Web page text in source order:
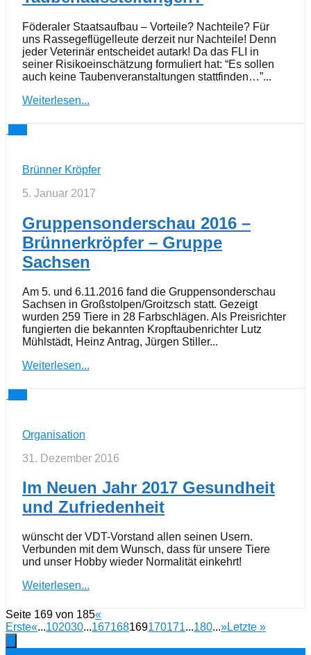
Föderaler Staatsaufbau – Vorteile? Nachteile? Für
uns Rassegeflügelleute derzeit nur Nachteile! Denn
jeder Veterinär entscheidet autark! Da das FLI in
seiner Risikoeinschätzung formuliert hat: “Es sollen
auch keine Taubenveranstaltungen stattfinden…”...
Weiterlesen...
Brünner Kröpfer
5. Januar 2017
Gruppensonderschau 2016 –
Brünnerkröpfer – Gruppe
Sachsen
Am 5. und 6.11.2016 fand die Gruppensonderschau
Sachsen in Großstolpen/Groitzsch statt. Gezeigt
wurden 259 Tiere in 28 Farbschlägen. Als Preisrichter
fungierten die bekannten Kropftaubenrichter Lutz
Mühlstädt, Heinz Antrag, Jürgen Stiller...
Weiterlesen...
Organisation
31. Dezember 2016
Im Neuen Jahr 2017 Gesundheit
und Zufriedenheit
wünscht der VDT-Vorstand allen seinen Usern.
Verbunden mit dem Wunsch, dass für unsere Tiere
und unser Hobby wieder Normalität einkehrt!
Weiterlesen...
Seite 169 von 185«
Erste«...102030...167168169170171...180...»Letzte »